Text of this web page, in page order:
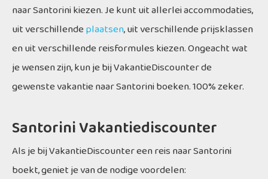
naar Santorini kiezen. Je kunt uit allerlei accommodaties,
uit verschillendeplaatsen, uit verschillende prijsklassen
en uit verschillende reisformules kiezen. Ongeacht wat
je wensen zijn, kun je bij VakantieDiscounter de
gewenste vakantie naar Santorini boeken. 100% zeker.
Santorini Vakantiediscounter
Als je bij VakantieDiscounter een reis naar Santorini
boekt, geniet je van de nodige voordelen: